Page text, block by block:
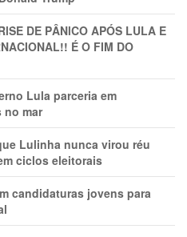
DE PÂNlCO APÓS LULA E
É O FIM DO
Lula parceria em
no mar
Lulinha nunca virou réu
ciclos eleitorais
candidaturas jovens para